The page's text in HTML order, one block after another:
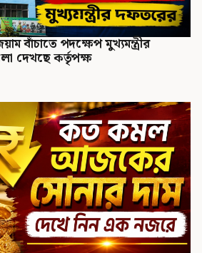
বাঁচাতে পদক্ষেপ মুখ্যমন্ত্রীর
দেখছে কর্তৃপক্ষ